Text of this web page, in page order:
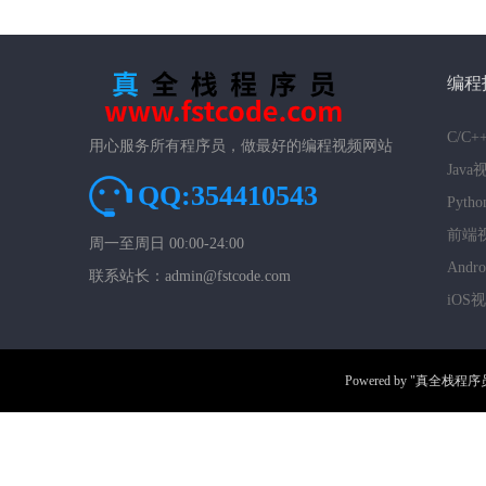
用心服务所有程序员，做最好的编程视频网站
QQ:354410543
周一至周日 00:00-24:00
联系站长：admin@fstcode.com
编程
C/
Java
前端
iOS
Powered by "真全栈程序